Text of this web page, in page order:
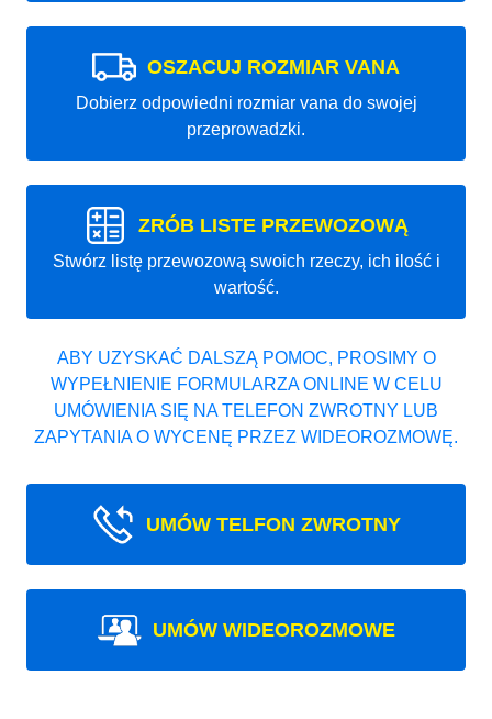
OSZACUJ ROZMIAR VANA
Dobierz odpowiedni rozmiar vana do swojej
przeprowadzki.
ZRÓB LISTE PRZEWOZOWĄ
Stwórz listę przewozową swoich rzeczy, ich ilość i
wartość.
ABY UZYSKAĆ DALSZĄ POMOC, PROSIMY O
WYPEŁNIENIE FORMULARZA ONLINE W CELU
UMÓWIENIA SIĘ NA TELEFON ZWROTNY LUB
ZAPYTANIA O WYCENĘ PRZEZ WIDEOROZMOWĘ.
UMÓW TELFON ZWROTNY
UMÓW WIDEOROZMOWE